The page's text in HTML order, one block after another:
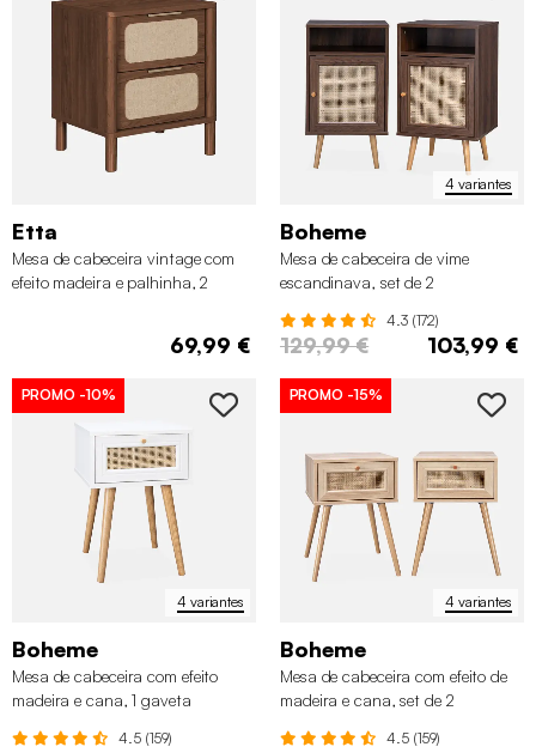
Etta
Mesa de cabeceira vintage com
efeito madeira e palhinha, 2
69,99 €
4 variantes
Boheme
Mesa de cabeceira de vime
escandinava, set de 2
4.3 (172)
129,99 € 103,99 €
4 variantes
PROMO -10%
Boheme
Mesa de cabeceira com efeito
madeira e cana, 1 gaveta
4.5 (159)
4 variantes
PROMO -15%
Boheme
Mesa de cabeceira com efeito de
madeira e cana, set de 2
4.5 (159)